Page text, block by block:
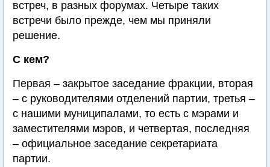
встреч, в разных форумах. Четыре таких
встречи было прежде, чем мы приняли
решение.
С кем?
Первая – закрытое заседание фракции, вторая
– с руководителями отделений партии, третья –
с нашими муниципалами, то есть с мэрами и
заместителями мэров, и четвертая, последняя
– официальное заседание секретариата
партии.